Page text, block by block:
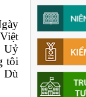
Uỷ
tôi
Dù